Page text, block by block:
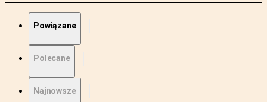
Powiązane
Polecane
Najnowsze